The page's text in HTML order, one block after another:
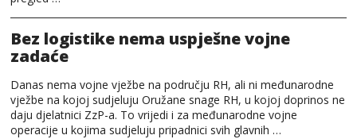
Bez logistike nema uspješne vojne
zadaće
Danas nema vojne vježbe na području RH, ali ni međunarodne
vježbe na kojoj sudjeluju Oružane snage RH, u kojoj doprinos ne
daju djelatnici ZzP-a. To vrijedi i za međunarodne vojne
operacije u kojima sudjeluju pripadnici svih glavnih …